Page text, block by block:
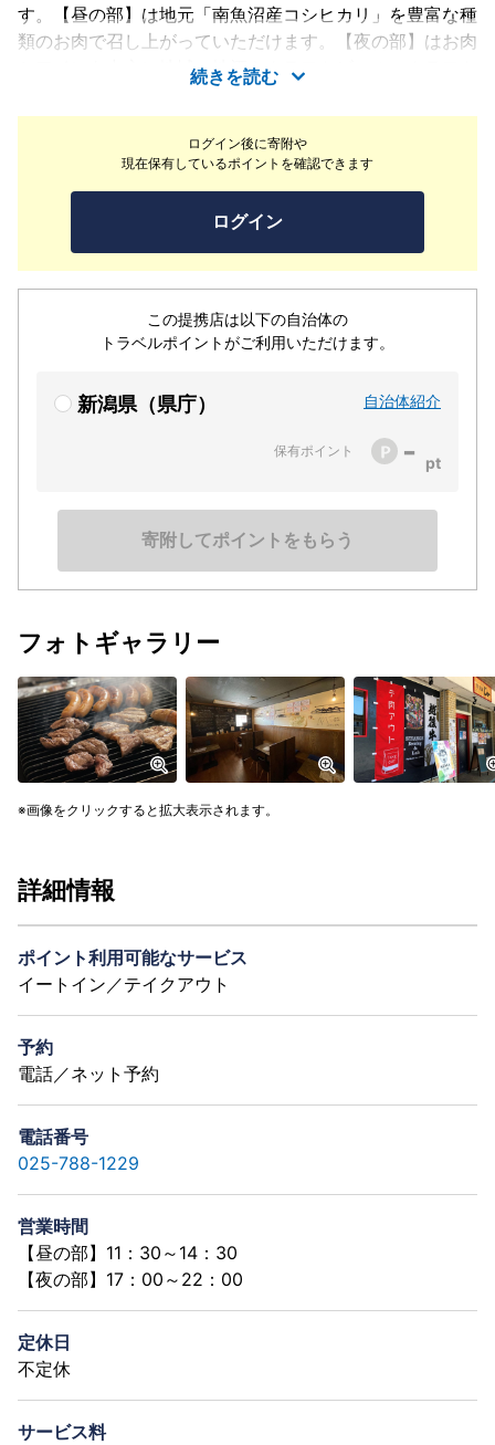
ログイン後に寄附や
現在保有しているポイントを確認できます
ログイン
この提携店は以下の自治体の
トラベルポイントがご利用いただけます。
新潟県（県庁） 自治体紹介
保有ポイント -
寄附してポイントをもらう
す。【昼の部】は地元「南魚沼産コシヒカリ」を豊富な種
類のお肉で召し上がっていただけます。【夜の部】はお肉
とワインを中心に地域の地酒やクラフトビール、クラフト
コーラなども取り揃えております。お一人様、カップル、
お子様連れなど幅広くご利用いただいており、フレンドリ
ーでアットホームな空間を心掛けております。気になった
ことや地域のことオススメのスポットなどなんでもお気軽
にお声がけください！
続きを読む
フォトギャラリー
画像をクリックすると拡大表示されます。
詳細情報
ポイント利用可能なサービス
イートイン／テイクアウト
予約
電話／ネット予約
電話番号
025-788-1229
営業時間
【昼の部】11：30～14：30
【夜の部】17：00～22：00
定休日
不定休
サービス料